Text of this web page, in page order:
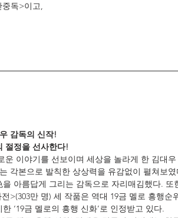
독>이고,
감독의 신작!
절정을 선사한다!
이야기를 선보이며 세상을 놀라게 한 김대
각본으로 발칙한 상상력을 유감없이 펼쳐보
아름답게 그리는 감독으로 자리매김했다.
>(303만 명) 세 작품은 역대 19금 멜로 흥행순
‘19금 멜로의 흥행 신화’로 인정받고 있다.